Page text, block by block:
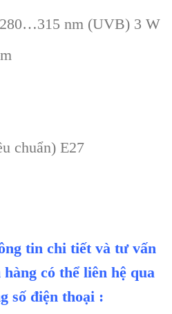
nm (UVB) 3 W
chuẩn) E27
tin chi tiết và tư vấn
có thể liên hệ qua
số điện thoại :